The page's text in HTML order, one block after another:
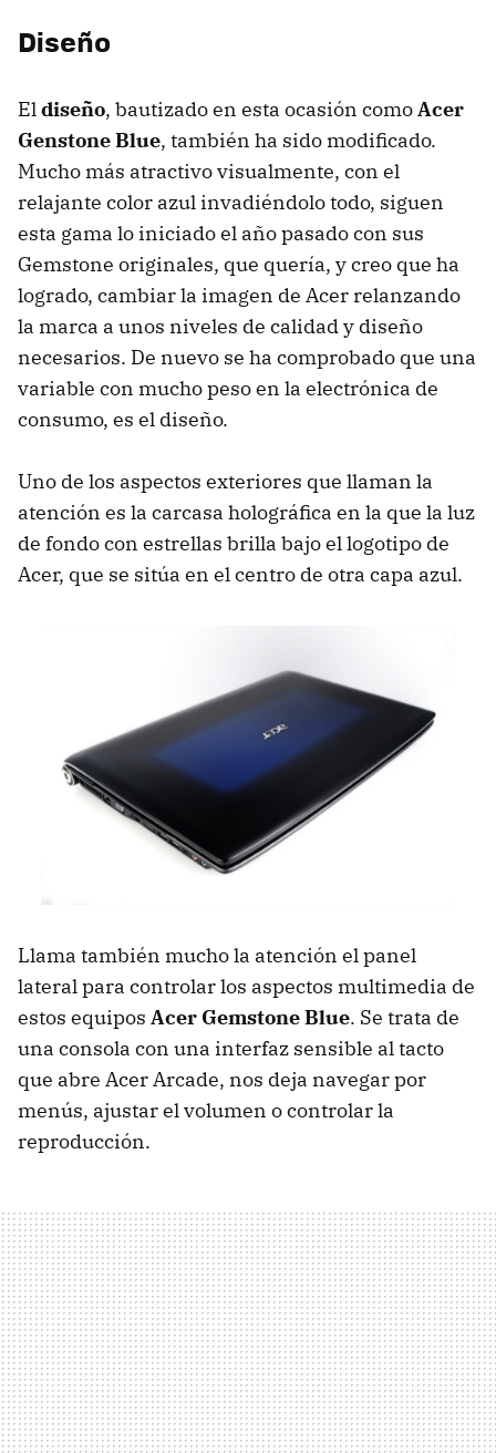
Diseño
El diseño, bautizado en esta ocasión como Acer
Genstone Blue, también ha sido modificado.
Mucho más atractivo visualmente, con el
relajante color azul invadiéndolo todo, siguen
esta gama lo iniciado el año pasado con sus
Gemstone originales, que quería, y creo que ha
logrado, cambiar la imagen de Acer relanzando
la marca a unos niveles de calidad y diseño
necesarios. De nuevo se ha comprobado que una
variable con mucho peso en la electrónica de
consumo, es el diseño.
Uno de los aspectos exteriores que llaman la
atención es la carcasa holográfica en la que la luz
de fondo con estrellas brilla bajo el logotipo de
Acer, que se sitúa en el centro de otra capa azul.
Llama también mucho la atención el panel
lateral para controlar los aspectos multimedia de
estos equipos Acer Gemstone Blue. Se trata de
una consola con una interfaz sensible al tacto
que abre Acer Arcade, nos deja navegar por
menús, ajustar el volumen o controlar la
reproducción.